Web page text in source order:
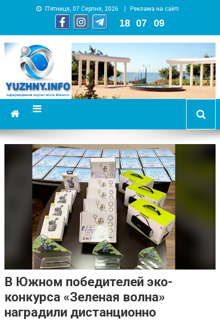
П’ятниця, 07 Серпня, 2026 Реклама на сайті
18 : 07 : 11
YUZHNY.INFO
информационный портал города Южный
В Южном победителей эко-
конкурса «Зеленая волна»
наградили дистанционно